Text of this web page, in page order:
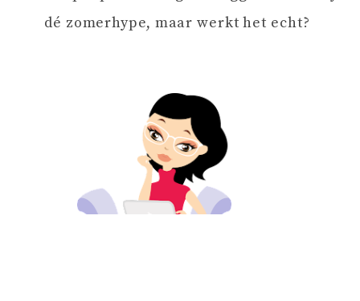
dé zomerhype, maar werkt het echt?